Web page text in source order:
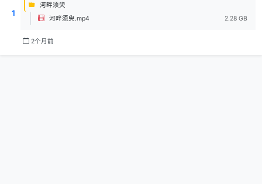
1
河畔须臾
河畔须臾.mp4
2.28 GB
2个月前